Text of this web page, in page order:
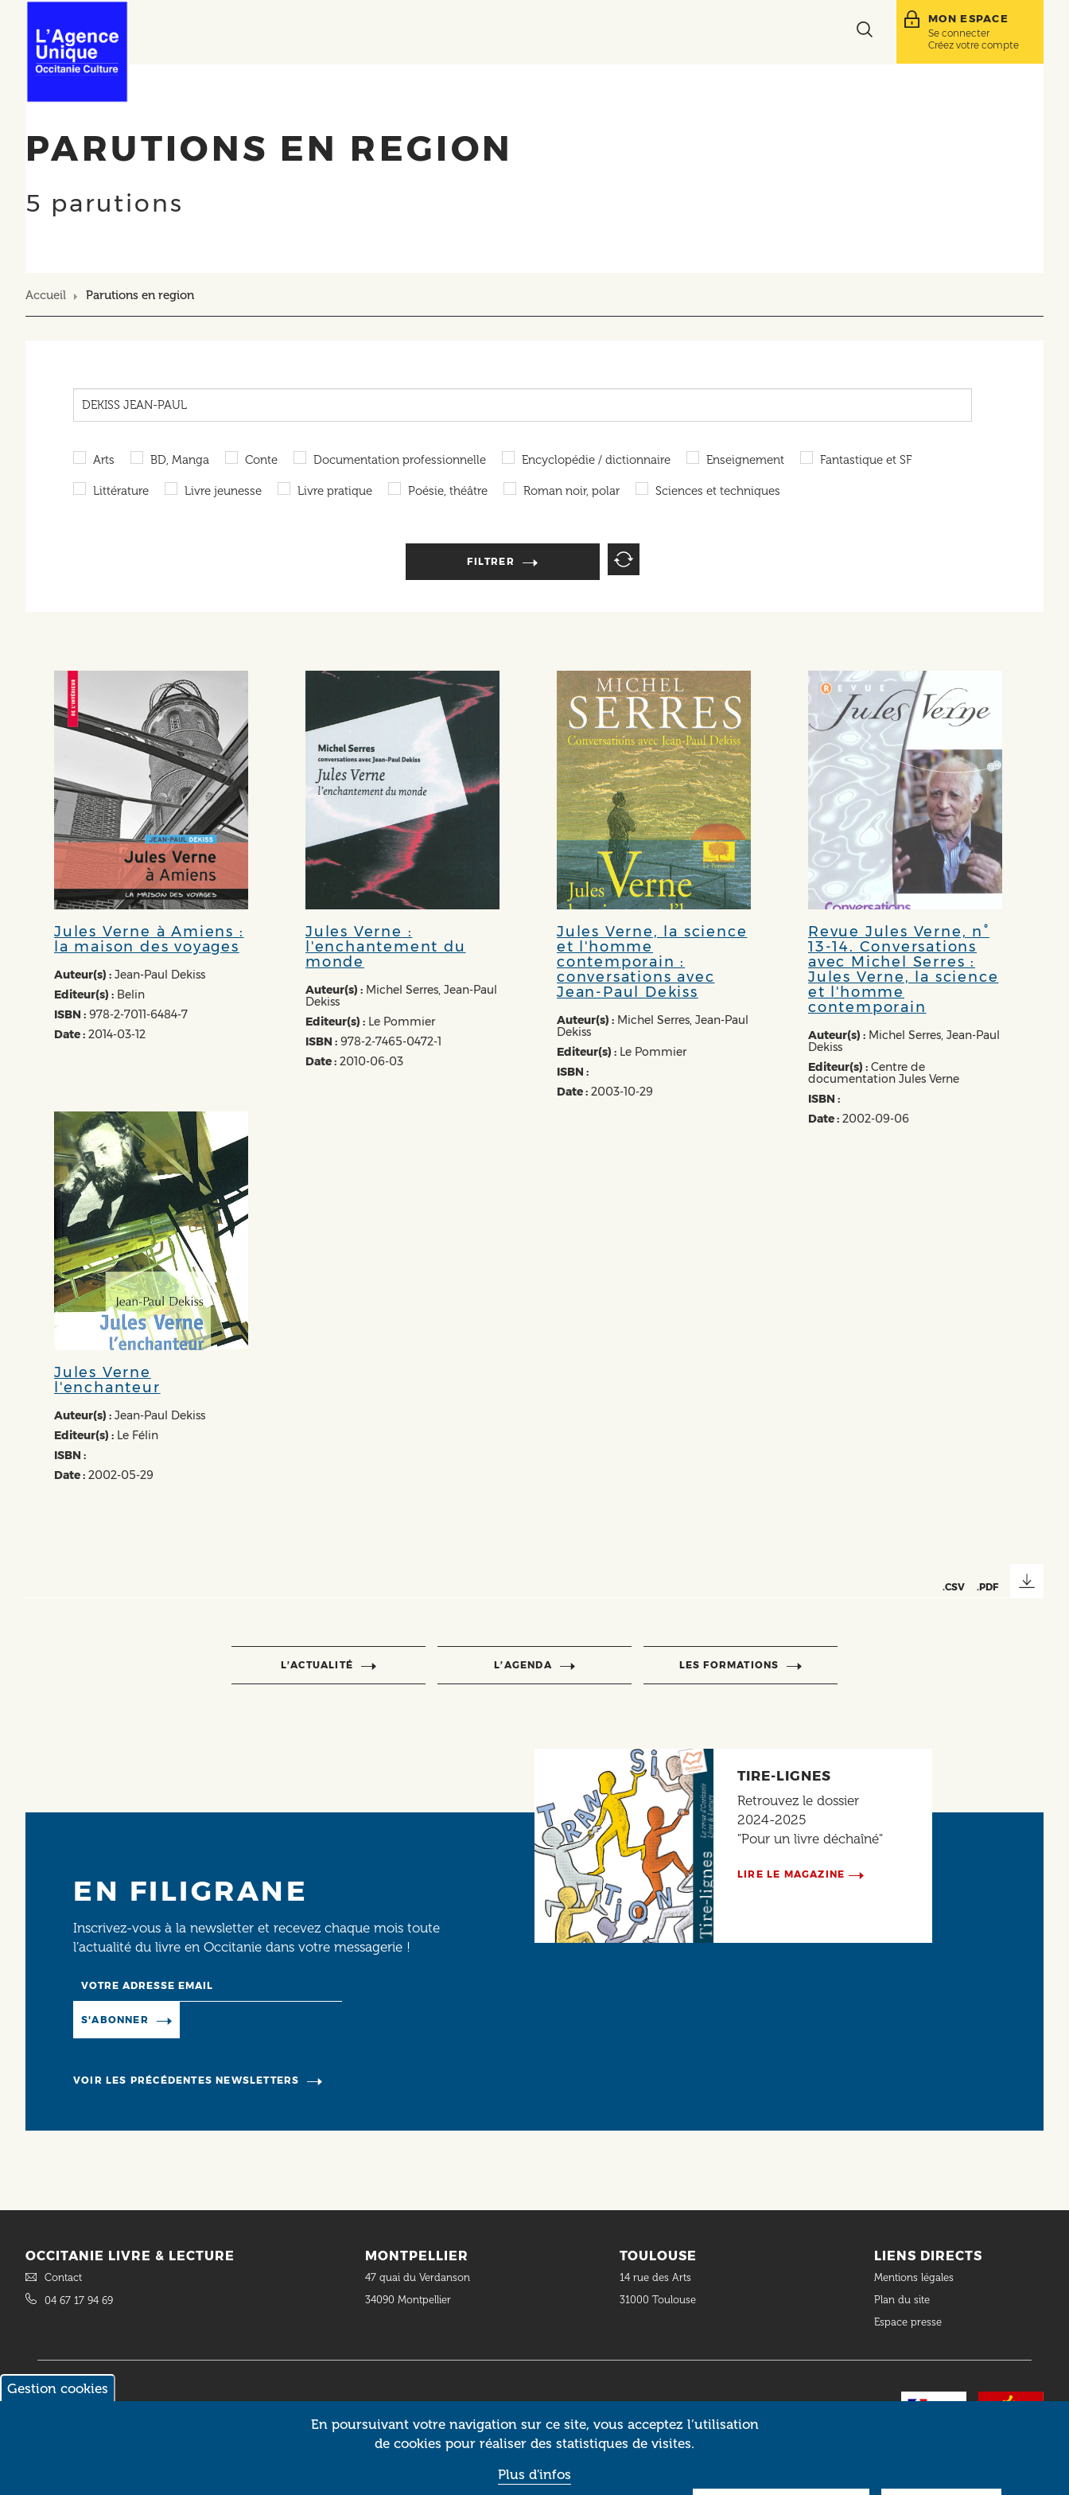
contenu
principal
Toggle
MON ESPACE
Se connecter
Créez votre compte
PARUTIONS EN REGION
5 parutions
Accueil Parutions en region
Arts BD, Manga Conte Documentation professionnelle Encyclopédie / dictionnaire Enseignement Fantastique et SF
Littérature Livre jeunesse Livre pratique Poésie, théâtre Roman noir, polar Sciences et techniques
FILTRER
Jules Verne à Amiens :
la maison des voyages
Auteur(s) : Jean-Paul Dekiss
Editeur(s) : Belin
ISBN : 978-2-7011-6484-7
Date : 2014-03-12
Jules Verne :
l'enchantement du
monde
Auteur(s) : Michel Serres, Jean-Paul
Dekiss
Editeur(s) : Le Pommier
ISBN : 978-2-7465-0472-1
Date : 2010-06-03
Jules Verne, la science
et l'homme
contemporain :
conversations avec
Jean-Paul Dekiss
Auteur(s) : Michel Serres, Jean-Paul
Dekiss
Editeur(s) : Le Pommier
ISBN :
Date : 2003-10-29
Revue Jules Verne, n°
13-14. Conversations
avec Michel Serres :
Jules Verne, la science
et l'homme
contemporain
Auteur(s) : Michel Serres, Jean-Paul
Dekiss
Editeur(s) : Centre de
documentation Jules Verne
ISBN :
Date : 2002-09-06
Jules Verne
l'enchanteur
Auteur(s) : Jean-Paul Dekiss
Editeur(s) : Le Félin
ISBN :
Date : 2002-05-29
.CSV .PDF
L’ACTUALITÉ L’AGENDA LES FORMATIONS
EN FILIGRANE
Inscrivez-vous à la newsletter et recevez chaque mois toute
l’actualité du livre en Occitanie dans votre messagerie !
S'ABONNER
VOIR LES PRÉCÉDENTES NEWSLETTERS
TIRE-LIGNES
Retrouvez le dossier
2024-2025
"Pour un livre déchaîné"
LIRE LE MAGAZINE
OCCITANIE LIVRE & LECTURE
Contact
04 67 17 94 69
MONTPELLIER
47 quai du Verdanson
34090 Montpellier
TOULOUSE
14 rue des Arts
31000 Toulouse
LIENS DIRECTS
Mentions légales
Plan du site
Espace presse
Intuitiv Interactive
Gestion cookies
En poursuivant votre navigation sur ce site, vous acceptez l’utilisation
de cookies pour réaliser des statistiques de visites.
Plus d'infos